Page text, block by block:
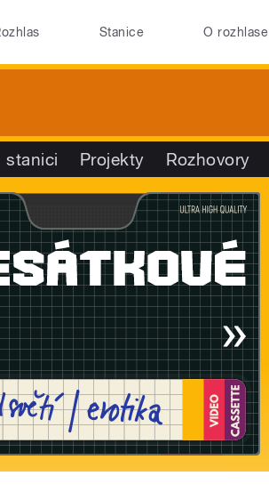
Stanice O rozhlase
stanici Projekty Rozhovory